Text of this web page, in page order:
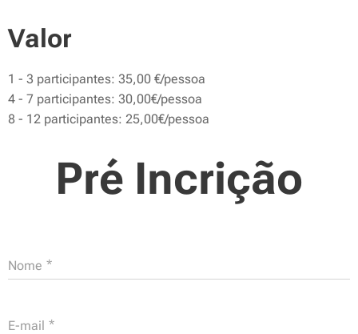
Valor
1 - 3 participantes: 35,00 €/pessoa
4 - 7 participantes: 30,00€/pessoa
8 - 12 participantes: 25,00€/pessoa
Pré Incrição
Nome
E-mail